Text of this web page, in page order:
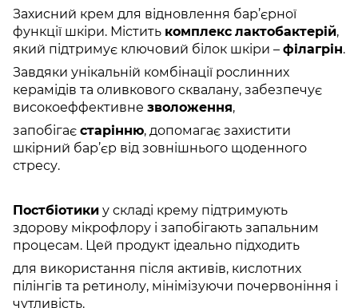
Захисний крем для відновлення бар’єрної
функції шкіри. Містить комплекс лактобактерій,
який підтримує ключовий білок шкіри – філагрін.
Завдяки унікальній комбінації рослинних
керамідів та оливкового сквалану, забезпечує
високоеффективне зволоження,
запобігає старінню, допомагає захистити
шкірний бар’єр від зовнішнього щоденного
стресу.
Постбіотики у складі крему підтримують
здорову мікрофлору і запобігають запальним
процесам. Цей продукт ідеально підходить
для використання після активів, кислотних
пілінгів та ретинолу, мінімізуючи почервоніння і
чутливість.